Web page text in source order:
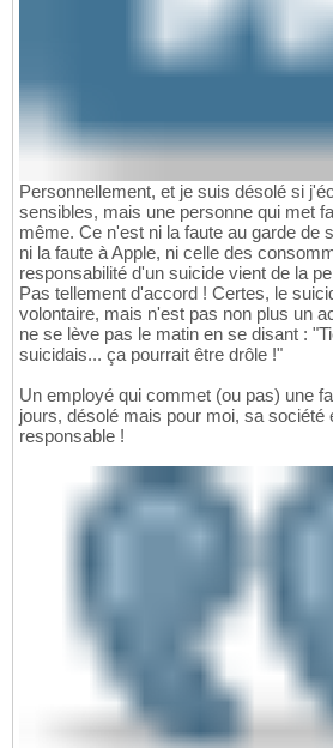
Personnellement, et je suis désolé si
sensibles, mais une personne qui met
même. Ce n'est ni la faute au garde de
ni la faute à Apple, ni celle des
responsabilité d'un suicide vient de la
Pas tellement d'accord ! Certes, le
volontaire, mais n'est pas non plus un
ne se lève pas le matin en se disant :
suicidais... ça pourrait être drôle !"
Un employé qui commet (ou pas) une
jours, désolé mais pour moi, sa société
responsable !